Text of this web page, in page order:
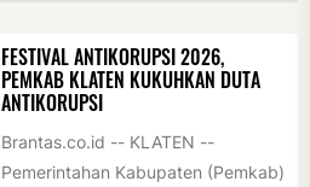
FESTIVAL ANTIKORUPSI 2026,
PEMKAB KLATEN KUKUHKAN DUTA
ANTIKORUPSI
Brantas.co.id -- KLATEN --
Pemerintahan Kabupaten (Pemkab)